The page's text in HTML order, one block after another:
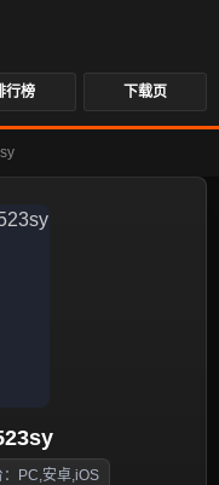
行榜 下载页
：PC,安卓,iOS